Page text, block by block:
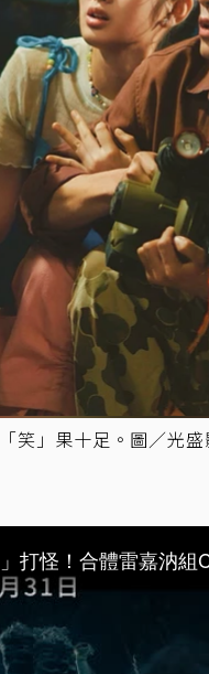
笑」果十足。圖／光